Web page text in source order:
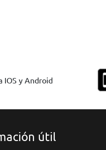
IOS y Android
útil